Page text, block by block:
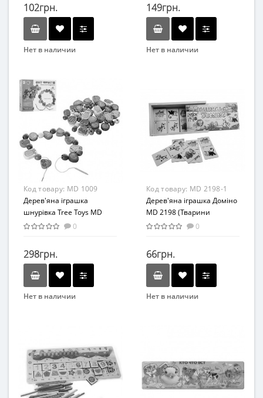
102грн.
Нет в наличии
Вид
Развивающие
От 2-х лет
Материал
Дерево
149грн.
Нет в наличии
Развивающая игрушка
Возраст
от 3 лет
Материал
Комбинированный
Код товару: MD 1009
Дерев'яна іграшка
шнурівка Tree Toys MD
1009 фрукти, овочі, ягоди
0
298грн.
Нет в наличии
Развивающие
Возраст
От 3-х лет
Код товару: MD 2198-1
Дерев'яна іграшка Доміно
MD 2198 (Тварини
Африки)
0
66грн.
Нет в наличии
Возраст
от 3 лет